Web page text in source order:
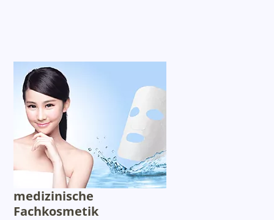
medizinische
Fachkosmetik